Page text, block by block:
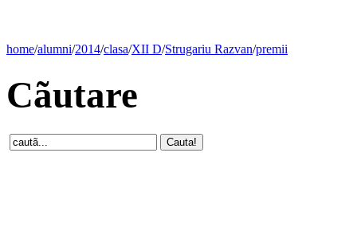
home/alumni/2014/clasa/XII D/Strugariu Razvan/premii
Cãutare